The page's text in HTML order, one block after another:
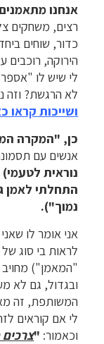
אנחנו
רצים, משחקים
כדור, שוחים
הירוקה,
לי שיש לו
לא הרגשת? וזה
ושייכות קראו
כן, "המקרה
אנשים עם
נוראית
התחלתי לאמן
נמוך").
אני אומר לו שאני
לראות בי סוג
"המאמן") מחויב
ובגדול, גם לא
המשותפת, זה
לי אם קוראים
וכאמור: "צרכים